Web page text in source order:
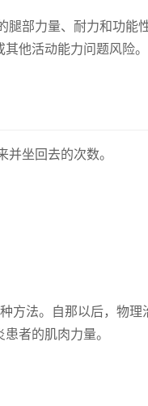
部力量、耐力和功能性
他活动能力问题风险。
坐回去的次数。
方法。自那以后，物理
者的肌肉力量。